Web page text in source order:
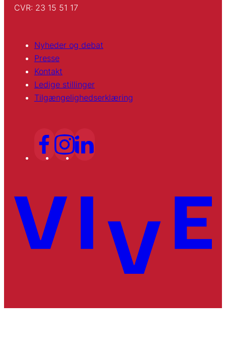
CVR: 23 15 51 17
Nyheder og debat
Presse
Kontakt
Ledige stillinger
Tilgængelighedserklæring